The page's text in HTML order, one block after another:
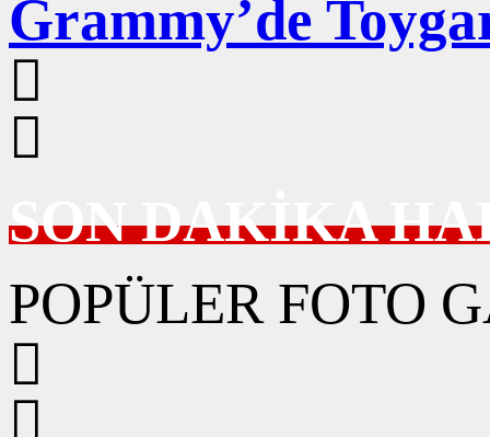
Grammy’de
SON DAKİKA
POPÜLER FOTO